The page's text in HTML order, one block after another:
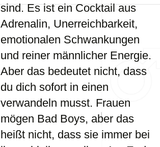
sind. Es ist ein Cocktail aus
Adrenalin, Unerreichbarkeit,
emotionalen Schwankungen
und reiner männlicher Energie.
Aber das bedeutet nicht, dass
du dich sofort in einen
verwandeln musst. Frauen
mögen Bad Boys, aber das
heißt nicht, dass sie immer bei